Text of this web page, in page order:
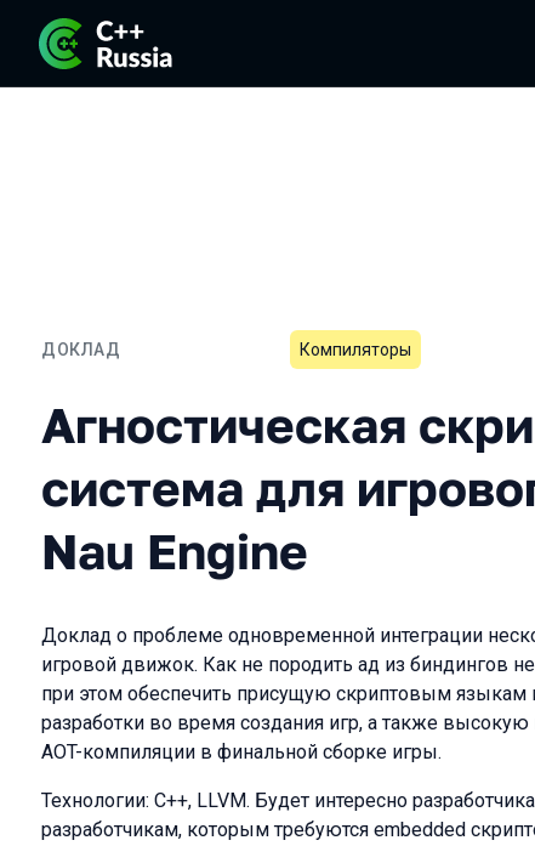
ДОКЛАД
Агностическая
Компиляторы
Агностическая
система для
Nau Engine
Доклад о проблеме одновременной интеграции
игровой движок. Как не породить ад из биндингов
при этом обеспечить присущую скриптовым языкам
разработки во время создания игр, а также
AOT-компиляции в финальной сборке игры.
Технологии: C++, LLVM. Будет интересно
разработчикам, которым требуются embedded